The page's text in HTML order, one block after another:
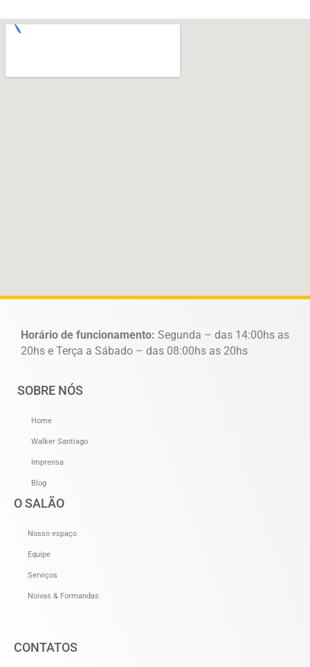
Horário de funcionamento: Segunda – das 14:00hs as
20hs e Terça a Sábado – das 08:00hs as 20hs
SOBRE NÓS
Home
Walker Santiago
Imprensa
Blog
O SALÃO
Nosso espaço
Equipe
Serviços
Noivas & Formandas
CONTATOS